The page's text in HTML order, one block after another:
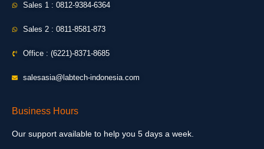
Sales 1 : 0812-9384-6364
Sales 2 : 0811-8581-873
Office : (6221)-8371-8685
salesasia@labtech-indonesia.com
Business Hours
Our support available to help you 5 days a week.